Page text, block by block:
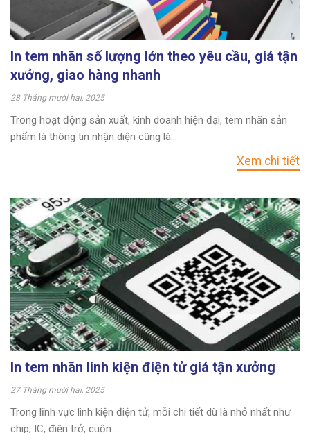
In tem nhãn số lượng lớn theo yêu cầu, giá tận
xưởng, giao hàng nhanh
28 Tháng mười hai, 2025
Trong hoạt động sản xuất, kinh doanh hiện đại, tem nhãn sản
phẩm là thông tin nhận diện cũng là...
Xem chi tiết
In tem nhãn linh kiện điện tử giá tận xưởng
27 Tháng mười hai, 2025
Trong lĩnh vực linh kiện điện tử, mỗi chi tiết dù là nhỏ nhất như
chip, IC, điện trở, cuộn...